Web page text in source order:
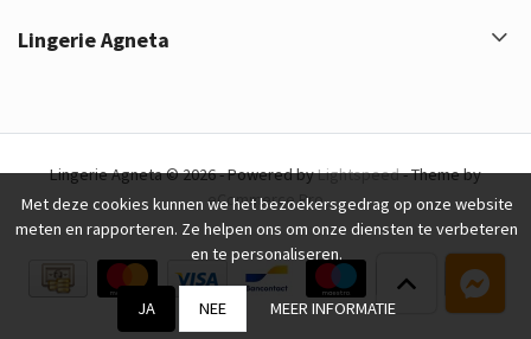
Lingerie Agneta
Lingerie Agneta © 2026 - Powered byLightspeed- Theme by
eCommerce Pro
Met deze cookies kunnen we het bezoekersgedrag op onze website
meten en rapporteren. Ze helpen ons om onze diensten te verbeteren
en te personaliseren.
JA NEE MEER INFORMATIE